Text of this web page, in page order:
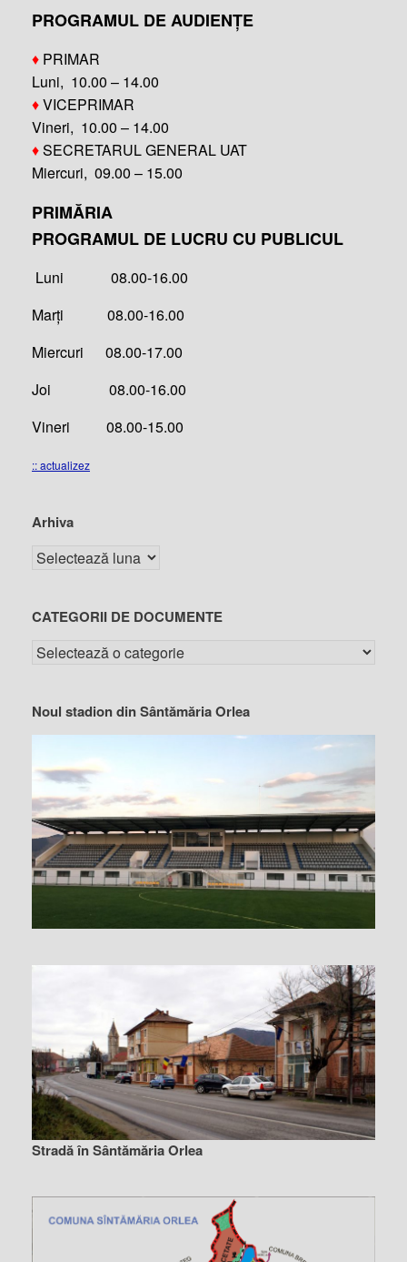
PROGRAMUL DE AUDIENȚE
♦ PRIMAR
Luni, 10.00 – 14.00
♦VICEPRIMAR
Vineri, 10.00 – 14.00
♦SECRETARUL GENERAL UAT
Miercuri, 09.00 – 15.00
PRIMĂRIA
PROGRAMUL DE LUCRU CU PUBLICUL
Luni 08.00-16.00
Marți 08.00-16.00
Miercuri 08.00-17.00
Joi 08.00-16.00
Vineri 08.00-15.00
:: actualizez
Arhiva
CATEGORII DE DOCUMENTE
Noul stadion din Sântămăria Orlea
Stradă în Sântămăria Orlea